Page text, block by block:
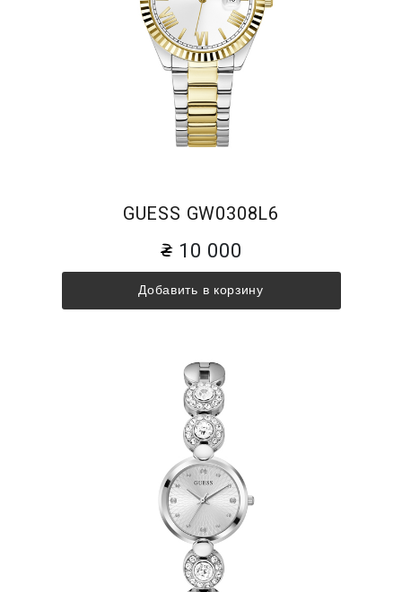
GUESS GW0308L6
10 000
Добавить в корзину